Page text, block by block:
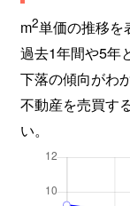
m2単価の推移を
過去1年間や5年
下落の傾向がわ
不動産を売買す
い。